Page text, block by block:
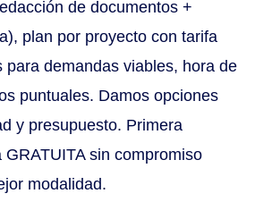
de documentos +
plan por proyecto con tarifa
para demandas viables, hora de
puntuales. Damos opciones
y presupuesto. Primera
sin compromiso
modalidad.